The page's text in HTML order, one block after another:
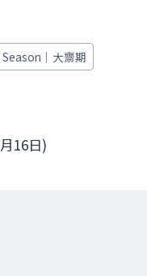
｜大齋期
16日)